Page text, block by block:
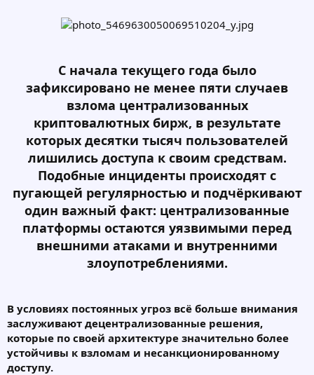
С начала текущего года было
зафиксировано не менее пяти случаев
взлома централизованных
криптовалютных бирж, в результате
которых десятки тысяч пользователей
лишились доступа к своим средствам.
Подобные инциденты происходят с
пугающей регулярностью и подчёркивают
один важный факт: централизованные
платформы остаются уязвимыми перед
внешними атаками и внутренними
злоупотреблениями.
В условиях постоянных угроз всё больше внимания
заслуживают децентрализованные решения,
которые по своей архитектуре значительно более
устойчивы к взломам и несанкционированному
доступу.